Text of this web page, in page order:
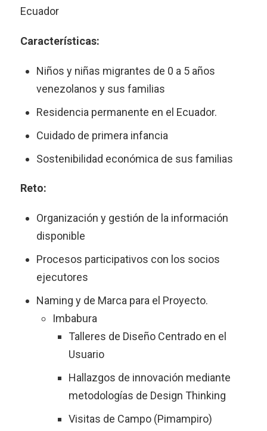
Ecuador
Características:
Niños y niñas migrantes de 0 a 5 años
venezolanos y sus familias
Residencia permanente en el Ecuador.
Cuidado de primera infancia
Sostenibilidad económica de sus familias
Reto:
Organización y gestión de la información
disponible
Procesos participativos con los socios
ejecutores
Naming y de Marca para el Proyecto.
Imbabura
Talleres de Diseño Centrado en el
Usuario
Hallazgos de innovación mediante
metodologías de Design Thinking
Visitas de Campo (Pimampiro)